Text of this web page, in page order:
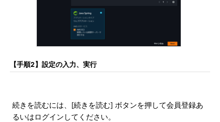
【手順2】設定の入力、実行
続きを読むには、[続きを読む] ボタンを押して会員登録あ
るいはログインしてください。